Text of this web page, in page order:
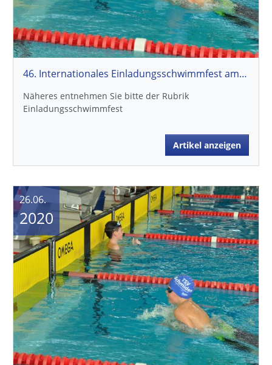
46. Internationales Einladungsschwimmfest am 26.09.2020
Näheres entnehmen Sie bitte der Rubrik
Einladungsschwimmfest
Artikel anzeigen
26.06.
2020